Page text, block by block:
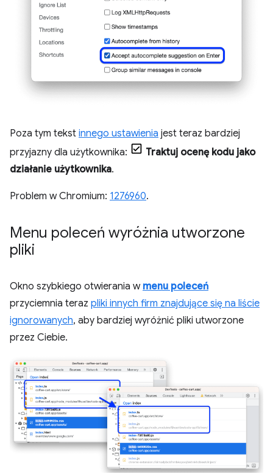
Poza tym tekst innego ustawienia jest teraz bardziej
przyjazny dla użytkownika:
Traktuj ocenę kodu jako
działanie użytkownika.
Problem w Chromium: 1276960.
Menu poleceń wyróżnia utworzone
pliki
Okno szybkiego otwierania w menu poleceń
przyciemnia teraz pliki innych firm znajdujące się na liście
ignorowanych, aby bardziej wyróżnić pliki utworzone
przez Ciebie.